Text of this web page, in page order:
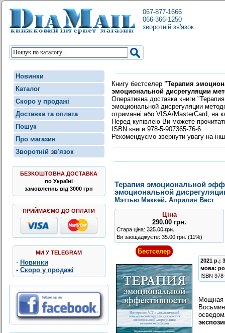
067-877-1666
066-366-1250
зворотній зв'язок
Новинки
Каталог
Скоро у продажі
Доставка та оплата
Пошук
Про магазин
Зворотній зв'язок
БЕЗКОШТОВНА ДОСТАВКА
по Україні
замовленнь від 3000 грн
ПРИЙМАЄМО ДО ОПЛАТИ
МИ У TELEGRAM
- Новинки
- Скоро у продажі
Книгу бестселер "Терапия
эмоциональной дисрегуляции
Оперативна доставка книги
эмоциональной дисрегуляции
отриманні або VISA/MasterCard, на
Перед купівлею Ви можете
ISBN книги 978-5-907365-76-6.
Рекомендуємо звернути увагу на
Терапия эмоциональной
эмоциональной
Мэттью Маккей, Априлия Вест
Ціна
290.00 грн.
Стара ціна: 325.00 грн.
Ви заощаджуєте: 35.00 грн. (11%)
Бестселер
2021 р.;
мова:
ISBN
Мощная